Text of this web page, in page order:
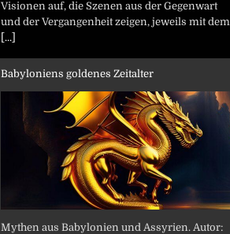
Visionen auf, die Szenen aus der Gegenwart
und der Vergangenheit zeigen, jeweils mit dem
[...]
Babyloniens goldenes Zeitalter
Mythen aus Babylonien und Assyrien. Autor: